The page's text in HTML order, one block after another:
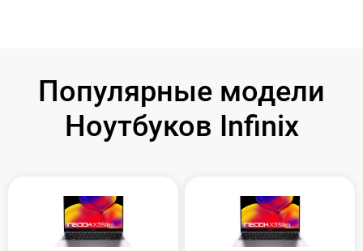
Популярные модели
Ноутбуков Infinix